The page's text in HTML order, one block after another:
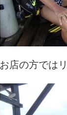
お店の方では